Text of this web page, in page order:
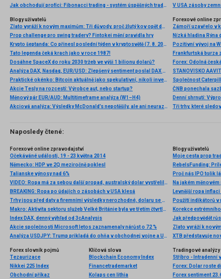
Jak obchodují profíci: Fibonacci trading - systém úspěšných traderů
V USA zásoby
Blogy uživatelů
Zlato vyráží k novým maximům: Tři důvody, proč žlutý kov opět dominuje
Prop challenge pro swing tradery? Fintokei mění pravidla hry
Krypto šeptanda: Co přinesl poslední týden v kryptosvětě (7. 8. 2026)
Tato legenda čeká krach jako v roce 1987!
Dosáhne SpaceX do roku 2030 tržeb ve výši 1 bilionu dolarů?
Analýza DAX, Nasdaq, EUR/USD: Zlepšený sentiment poslal DAX na nová maxima
Praktické okénko: Bitcoin aktuálně jako spekulativní, nikoli investiční aktivum
Akcie Tesly na rozcestí: Výrobce aut, nebo startup?
Měnový pár EUR/AUD: Multitimeframe analýza (W1–H4)
Akciová analýza: Výsledky McDonald’s nepotěšily, ale ani neurazily. Jakou vizi společnost prezentovala?
Forexové online
Nízká hladina
Pozitivní vývoj na
Frankfurtská burza
Denní shrnutí:
Tři trhy, které
Naposledy čtené:
Forexové online zpravodajství
Očekáváné události, 19 - 23 května 2014
Německo: HDP ve 2Q meziročně poklesl
Talianske výnosy nad 6%
VIDEO: Ropa má za sebou další propad, australský dolar vystřelil vzhůru po zasedání RBA
BREAKING: Ropa po údajích o zásobách v USA klesá
Trhy jsou před daty a firemními výsledky nerozhodné, dolaru se ovšem daří
Makro: Aktivita sektoru služeb Velké Británie byla ve třetím čtvrtletí nejvyšší od roku 1997
Index DAX, denný výhľad od 3cAnalysis
Akcie společnosti Microsoft letos zaznamenaly nárůst o 72 %
Analýza USDJPY: Trump prikladá do ohňa v obchodnej vojne a USDJPY sa odrazil od 109.00
Blogy uživatelů
RebelsFunding:
Na jakém
Levnější ropa
Použití indikátorů
Korekce
Jak předpovědět
XTB představuje
Forex slovník pojmů
Tezaurizace
Nikkei 225 Index
Obchodní příkaz
Klíčová slova
Blockchain Economy Index
Financetrademarket
Kolaps cen lithia
Tradingové analýzy
Stříbro - Intradenní
Forex: Dolar roste
Forex sentiment